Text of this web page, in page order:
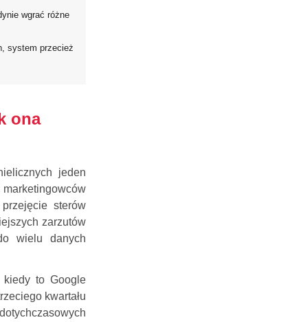
wgrać różne
system przecież
ona
jeden
sterów
zarzutów
wielu danych
kiedy to Google
kwartału